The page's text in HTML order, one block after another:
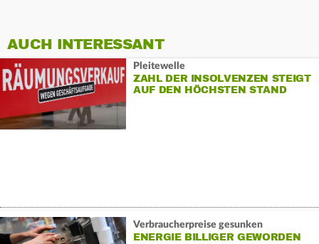
AUCH INTERESSANT
Pleitewelle
ZAHL DER INSOLVENZEN STEIGT
AUF DEN HÖCHSTEN STAND
Verbraucherpreise gesunken
ENERGIE BILLIGER GEWORDEN